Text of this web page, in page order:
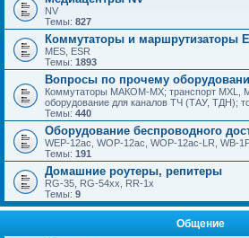
NV
Темы: 827
Коммутаторы и маршрутизаторы
MES, ESR
Темы: 1893
Вопросы по прочему
Коммутаторы МАКОМ-МХ; транспорт MXL,
оборудование для каналов ТЧ (ТАУ, ТДН);
Темы: 440
Оборудование беспроводного
WEP-12ac, WOP-12ac, WOP-12ac-LR, WB-
Темы: 191
Домашние роутеры, репитеры
RG-35, RG-54xx, RR-1x
Темы: 9
Общение